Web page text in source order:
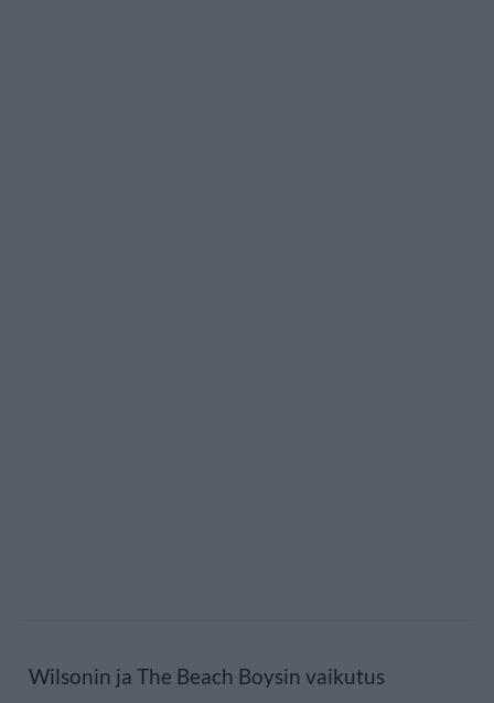
Wilsonin ja The Beach Boysin vaikutus